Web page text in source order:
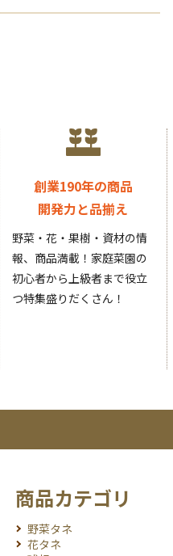
創業190年の商品
開発力と品揃え
野菜・花・果樹・資材の情
報、商品満載！家庭菜園の
初心者から上級者まで役立
つ特集盛りだくさん！
商品カテゴリ
野菜タネ
花タネ